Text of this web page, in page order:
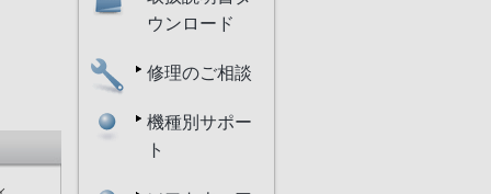
ウンロード
修理のご相談
機種別サポー
ト